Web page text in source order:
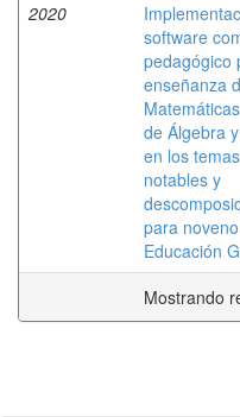
2020
software
pedagógico
enseñanza
de Álgebra
en los
notables y
para
Educación
Mostrando